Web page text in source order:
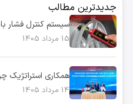
جدیدترین مطالب
سیستم کنترل فشار
15 مرداد 1405
همکاری استراتژیک
14 مرداد 1405